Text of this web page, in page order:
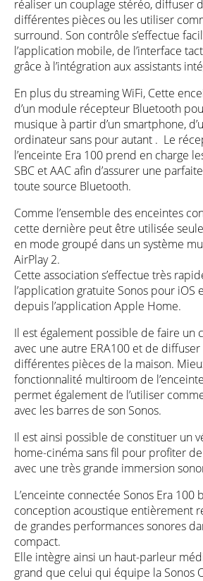
réaliser un couplage stéréo, diffuser
différentes pièces ou les utiliser
surround. Son contrôle s’effectue
l’application mobile, de l’interface
grâce à l’intégration aux assistants
En plus du streaming WiFi, Cette
d’un module récepteur Bluetooth
musique à partir d’un smartphone,
ordinateur sans pour autant . Le
l’enceinte Era 100 prend en charge
SBC et AAC afin d’assurer une
toute source Bluetooth.
Comme l’ensemble des enceintes
cette dernière peut être utilisée
en mode groupé dans un système
AirPlay 2.
Cette association s’effectue très
l’application gratuite Sonos pour iOS
depuis l’application Apple Home.
Il est également possible de faire un
avec une autre ERA100 et de
différentes pièces de la maison.
fonctionnalité multiroom de
permet également de l’utiliser
avec les barres de son Sonos.
Il est ainsi possible de constituer un
home-cinéma sans fil pour profiter
avec une très grande immersion
L’enceinte connectée Sonos Era 100
conception acoustique entièrement
de grandes performances sonores
compact.
Elle intègre ainsi un haut-parleur
grand que celui qui équipe la Sonos